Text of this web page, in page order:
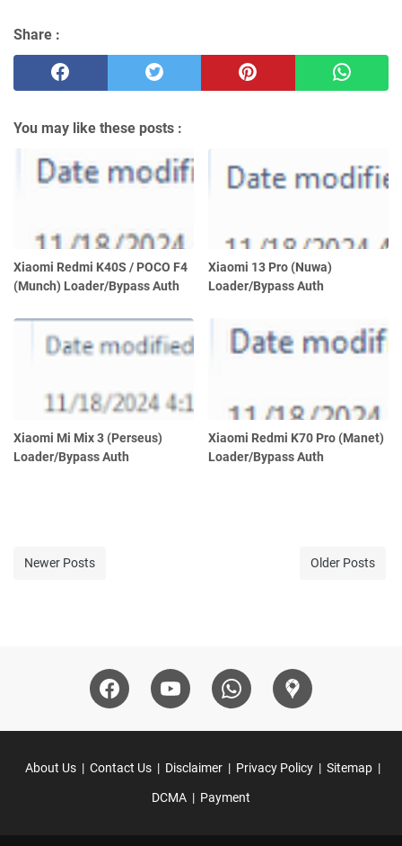
Share :
You may like these posts :
Xiaomi Redmi K40S / POCO F4
(Munch) Loader/Bypass Auth
Xiaomi 13 Pro (Nuwa)
Loader/Bypass Auth
Xiaomi Mi Mix 3 (Perseus)
Loader/Bypass Auth
Xiaomi Redmi K70 Pro (Manet)
Loader/Bypass Auth
Newer Posts Older Posts
About Us Contact Us Disclaimer Privacy Policy Sitemap
DCMA Payment